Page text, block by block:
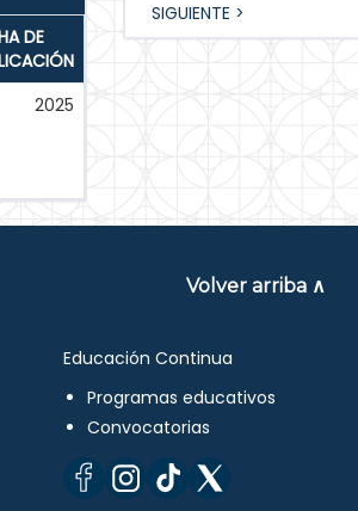
DE
2025
SIGUIENTE >
Volver arriba ∧
Educación Continua
Programas educativos
Convocatorias